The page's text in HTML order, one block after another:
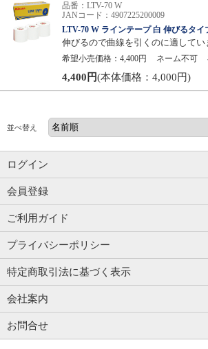
品番：LTV-70 W
JANコード：4907225200009
LTV-70 W ラインテープ 白 伸びるタイ
伸びるので曲線を引くのに適してい
希望小売価格：4,400円
ネーム不可
4,400円(本体価格：4,000円)
並べ替え
ログイン
会員登録
ご利用ガイド
プライバシーポリシー
特定商取引法に基づく表示
会社案内
お問合せ